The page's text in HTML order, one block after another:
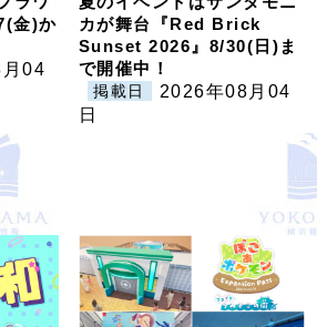
金)か
04
カが舞台『Red Brick
Sunset 2026』8/30(日)ま
で開催中！
掲載日
2026年08月04
日